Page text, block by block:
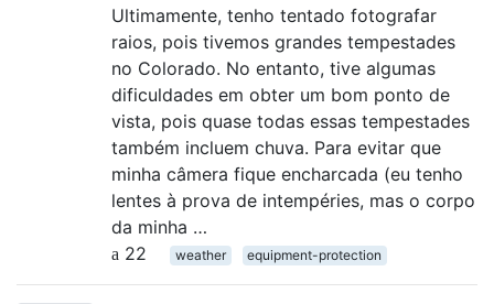
Ultimamente, tenho tentado fotografar
raios, pois tivemos grandes tempestades
no Colorado. No entanto, tive algumas
dificuldades em obter um bom ponto de
vista, pois quase todas essas tempestades
também incluem chuva. Para evitar que
minha câmera fique encharcada (eu tenho
lentes à prova de intempéries, mas o corpo
da minha …
22
weather equipment-protection